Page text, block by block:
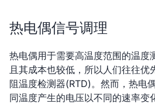
热电偶信号调理
热电偶用于需要高温度范围的温度
且其成本也较低，所以人们往往优
阻温度检测器(RTD)。然而，热电
同温度产生的电压以不同的速率变